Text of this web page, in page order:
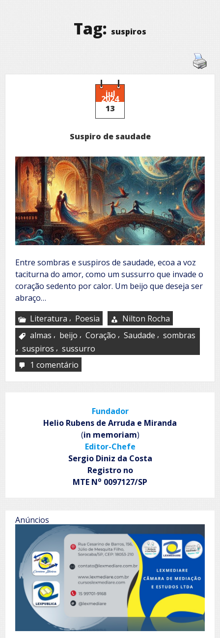
Tag: suspiros
jul
2024
13
Suspiro de saudade
Entre sombras e suspiros de saudade, ecoa a voz
taciturna do amor, como um sussurro que invade o
coração sedento por calor. Um beijo que deseja ser
abraço…
Literatura , Poesia
Nilton Rocha
almas , beijo , Coração , Saudade , sombras
, suspiros , sussurro
1 comentário
de
Fundador
Helio Rubens de Arruda e Miranda
(in memoriam)
Editor-Chefe
Sergio Diniz da Costa
Registro no
MTE No 0097127/SP
Anúncios